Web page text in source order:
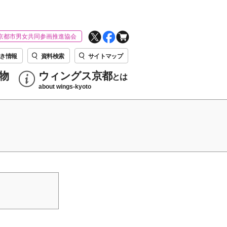
市男女共同参画推進協会
情報 資料検索 サイトマップ
ウィングス京都とは
about wings-kyoto